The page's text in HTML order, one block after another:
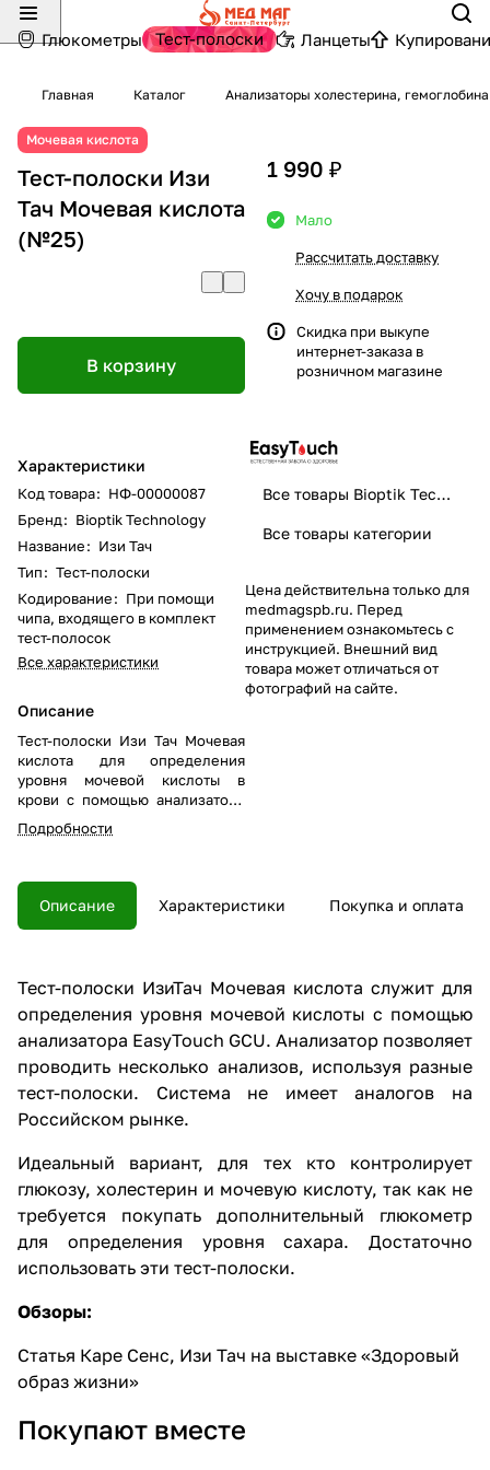
Глюкометры Тест-полоски Ланцеты
Главная Каталог Анализаторы холестерина,
Мочевая кислота
Тест-полоски Изи
Тач Мочевая кислота
(№25)
В корзину
Характеристики
Код товара: НФ-00000087
Бренд: Bioptik Technology
Название: Изи Тач
Тип: Тест-полоски
Кодирование: При помощи
чипа, входящего в комплект
тест-полосок
Все характеристики
Описание
Тест-полоски Изи Тач Мочевая
кислота для определения
уровня мочевой кислоты в
крови с помощью анализатора
Изи Тач GCU.
Подробности
1 990 ₽
Мало
Рассчитать доставку
Хочу в подарок
Скидка при выкупе
интернет-заказа в
розничном магазине
Все товары Bioptik Technology
Все товары категории
Цена действительна только для
medmagspb.ru. Перед
применением ознакомьтесь с
инструкцией. Внешний вид
товара может отличаться от
фотографий на сайте.
Описание Характеристики Покупка и оплата
Тест-полоски ИзиТач Мочевая кислота служит для
определения уровня мочевой кислоты с помощью
анализатора EasyTouch GCU. Анализатор позволяет
проводить несколько анализов, используя разные
тест-полоски. Система не имеет аналогов на
Российском рынке.
Идеальный вариант, для тех кто контролирует
глюкозу, холестерин и мочевую кислоту, так как не
требуется покупать дополнительный глюкометр
для определения уровня сахара. Достаточно
использовать эти тест-полоски.
Обзоры:
Статья Каре Сенс, Изи Тач на выставке «Здоровый
образ жизни»
Покупают вместе